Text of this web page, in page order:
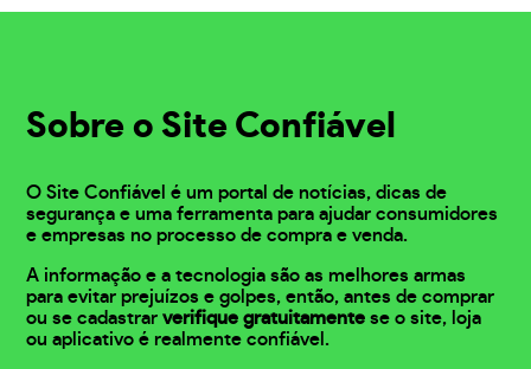
Sobre o Site Confiável
O Site Confiável é um portal de notícias, dicas de
segurança e uma ferramenta para ajudar consumidores
e empresas no processo de compra e venda.
A informação e a tecnologia são as melhores armas
para evitar prejuízos e golpes, então, antes de comprar
ou se cadastrarverifique gratuitamente se o site, loja
ou aplicativo é realmente confiável.